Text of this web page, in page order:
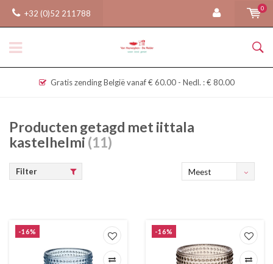
+32 (0)52 211788
0
Gratis zending België vanaf € 60.00 - Nedl. : € 80.00
Producten getagd met iittala
kastelhelmi (11)
Filter
Meest
-16% -16%